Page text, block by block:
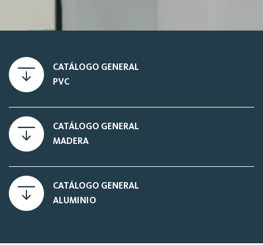
CATÁLOGO GENERAL
PVC
CATÁLOGO GENERAL
MADERA
CATÁLOGO GENERAL
ALUMINIO